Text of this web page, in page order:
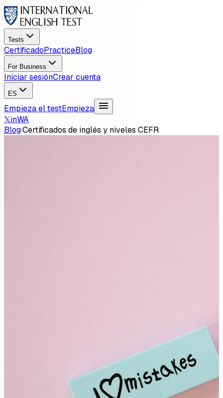
Tests
CertificadoPracticeBlog
For Business
Iniciar sesiónCrear cuenta
ES
Empieza el testEmpieza
𝕏inWA
Blog·Certificados de inglés y niveles CEFR